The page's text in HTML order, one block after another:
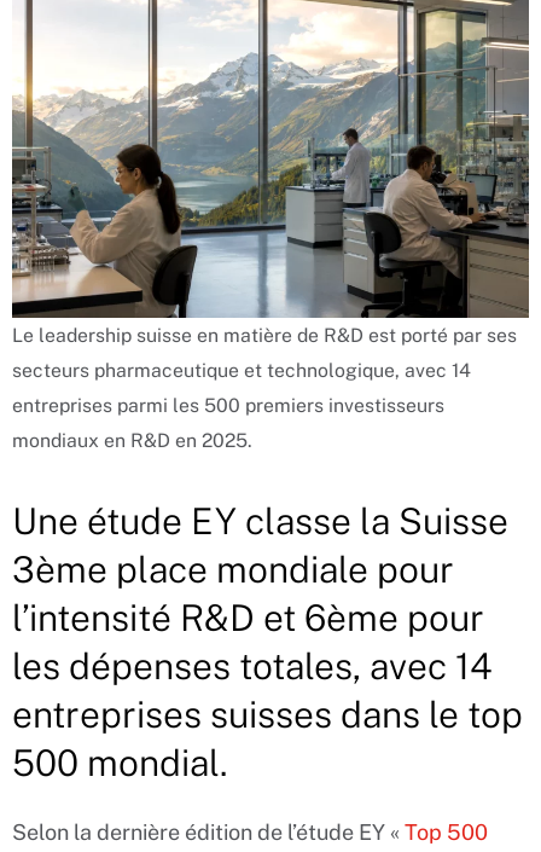
Le leadership suisse en matière de R&D est porté par ses
secteurs pharmaceutique et technologique, avec 14
entreprises parmi les 500 premiers investisseurs
mondiaux en R&D en 2025.
Une étude EY classe la Suisse
3ème place mondiale pour
l’intensité R&D et 6ème pour
les dépenses totales, avec 14
entreprises suisses dans le top
500 mondial.
Selon la dernière édition de l’étude EY « Top 500